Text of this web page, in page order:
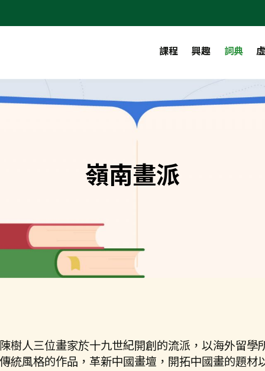
課程 興趣 詞典
嶺南畫派
樹人三位畫家於十九世紀開創的流派，以海外留學
統風格的作品，革新中國畫壇，開拓中國畫的題材